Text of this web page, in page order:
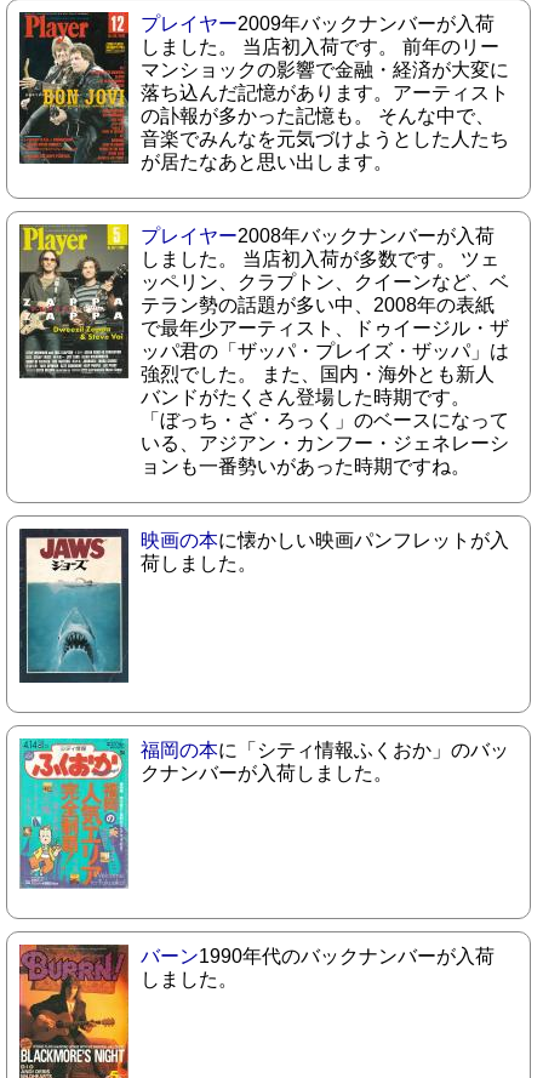
プレイヤー2009年バックナンバーが入荷
しました。 当店初入荷です。 前年のリー
マンショックの影響で金融・経済が大変に
落ち込んだ記憶があります。アーティスト
の訃報が多かった記憶も。 そんな中で、
音楽でみんなを元気づけようとした人たち
が居たなあと思い出します。
プレイヤー2008年バックナンバーが入荷
しました。 当店初入荷が多数です。 ツェ
ッペリン、クラプトン、クイーンなど、ベ
テラン勢の話題が多い中、2008年の表紙
で最年少アーティスト、ドゥイージル・ザ
ッパ君の「ザッパ・プレイズ・ザッパ」は
強烈でした。 また、国内・海外とも新人
バンドがたくさん登場した時期です。
「ぼっち・ざ・ろっく」のベースになって
いる、アジアン・カンフー・ジェネレーシ
ョンも一番勢いがあった時期ですね。
映画の本に懐かしい映画パンフレットが入
荷しました。
福岡の本に「シティ情報ふくおか」のバッ
クナンバーが入荷しました。
バーン1990年代のバックナンバーが入荷
しました。